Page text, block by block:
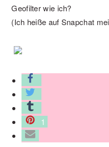
Geofilter wie ich?
(Ich heiße auf Snapchat
1